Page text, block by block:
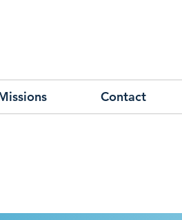
Contact